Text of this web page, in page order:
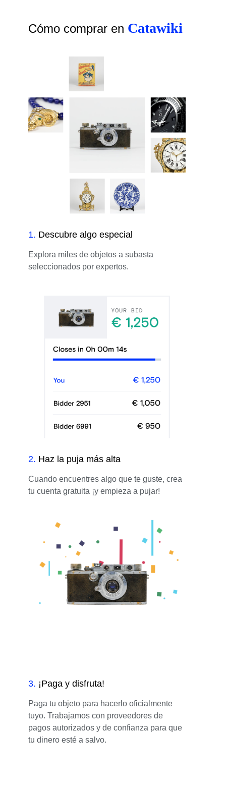
Cómo comprar en Catawiki
1. Descubre algo especial
Explora miles de objetos a subasta
seleccionados por expertos.
2. Haz la puja más alta
Cuando encuentres algo que te guste, crea
tu cuenta gratuita ¡y empieza a pujar!
3. ¡Paga y disfruta!
Paga tu objeto para hacerlo oficialmente
tuyo. Trabajamos con proveedores de
pagos autorizados y de confianza para que
tu dinero esté a salvo.